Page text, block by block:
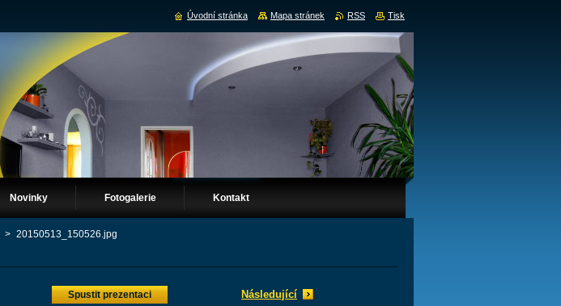
Novinky Fotogalerie Kontakt
> 20150513_150526.jpg
Spustit prezentaci Následující
Úvodní stránka Mapa stránek RSS Tisk